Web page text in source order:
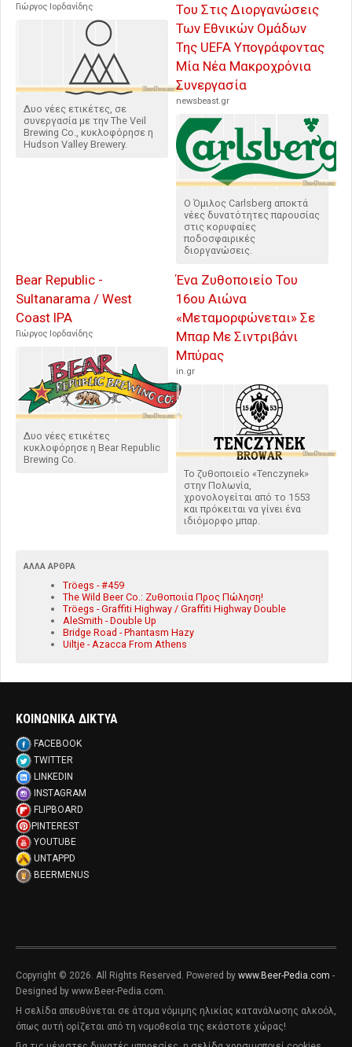
Γιώργος Ιορδανίδης
Δυο νέες ετικέτες, σε
συνεργασία με την The Veil
Brewing Co., κυκλοφόρησε η
Hudson Valley Brewery.
Του Στις Διοργανώσεις
Των Εθνικών Ομάδων
Της UEFA Υπογράφοντας
Μία Νέα Μακροχρόνια
Συνεργασία
newsbeast.gr
Ο Όμιλος Carlsberg αποκτά
νέες δυνατότητες παρουσίας
στις κορυφαίες
ποδοσφαιρικές
διοργανώσεις.
Bear Republic -
Sultanarama / West
Coast IPA
Γιώργος Ιορδανίδης
Δυο νέες ετικέτες
κυκλοφόρησε η Bear Republic
Brewing Co.
Ένα Ζυθοποιείο Του
16ου Αιώνα
«Μεταμορφώνεται» Σε
Μπαρ Με Σιντριβάνι
Μπύρας
in.gr
Το ζυθοποιείο «Tenczynek»
στην Πολωνία,
χρονολογείται από το 1553
και πρόκειται να γίνει ένα
ιδιόμορφο μπαρ.
ΆΛΛΑ ΆΡΘΡΑ
Tröegs - #459
The Wild Beer Co.: Ζυθοποιία Προς Πώληση!
Tröegs - Graffiti Highway / Graffiti Highway Double
AleSmith - Double Up
Bridge Road - Phantasm Hazy
Uiltje - Azacca From Athens
ΚΟΙΝΩΝΙΚΑ ΔΙΚΤΥΑ
FACEBOOK
TWITTER
LINKEDIN
INSTAGRAM
FLIPBOARD
PINTEREST
YOUTUBE
UNTAPPD
BEERMENUS
Copyright © 2026. All Rights Reserved. Powered by www.Beer-Pedia.com -
Designed by www.Beer-Pedia.com.
Η σελίδα απευθύνεται σε άτομα νόμιμης ηλικίας κατανάλωσης αλκοόλ,
όπως αυτή ορίζεται από τη νομοθεσία της εκάστοτε χώρας!